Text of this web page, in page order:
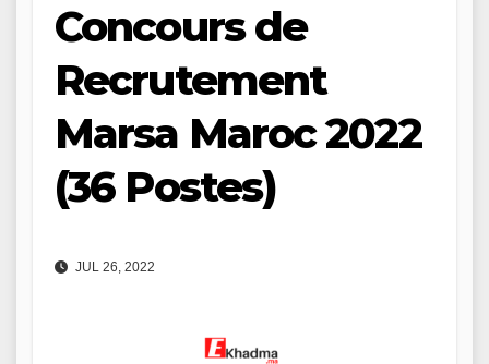
Concours de
Recrutement
Marsa Maroc 2022
(36 Postes)
JUL 26, 2022